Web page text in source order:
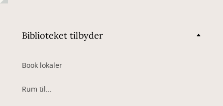
Biblioteket tilbyder
Book lokaler
Rum til...